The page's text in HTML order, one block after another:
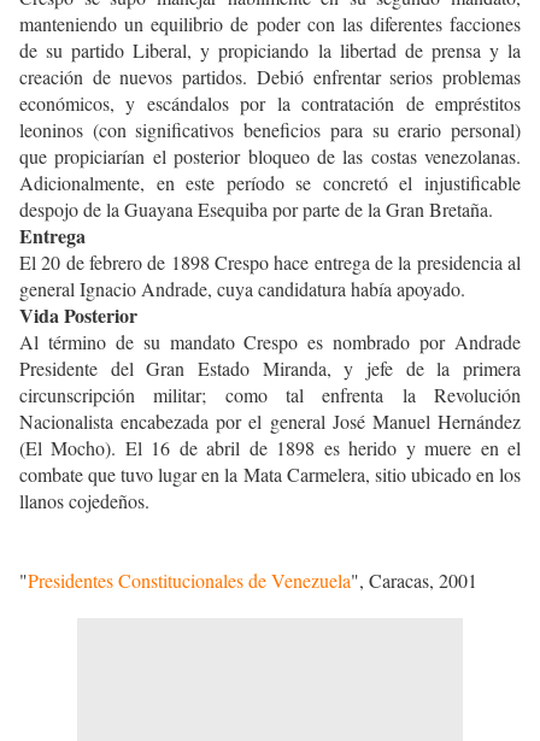
manteniendo un equilibrio de poder con las diferentes facciones
de su partido Liberal, y propiciando la libertad de prensa y la
creación de nuevos partidos. Debió enfrentar serios problemas
económicos, y escándalos por la contratación de empréstitos
leoninos (con significativos beneficios para su erario personal)
que propiciarían el posterior bloqueo de las costas venezolanas.
Adicionalmente, en este período se concretó el injustificable
despojo de la Guayana Esequiba por parte de la Gran Bretaña.
Entrega
El 20 de febrero de 1898 Crespo hace entrega de la presidencia al
general Ignacio Andrade, cuya candidatura había apoyado.
Vida Posterior
Al término de su mandato Crespo es nombrado por Andrade
Presidente del Gran Estado Miranda, y jefe de la primera
circunscripción militar; como tal enfrenta la Revolución
Nacionalista encabezada por el general José Manuel Hernández
(El Mocho). El 16 de abril de 1898 es herido y muere en el
combate que tuvo lugar en la Mata Carmelera, sitio ubicado en los
llanos cojedeños.
"Presidentes Constitucionales de Venezuela", Caracas, 2001